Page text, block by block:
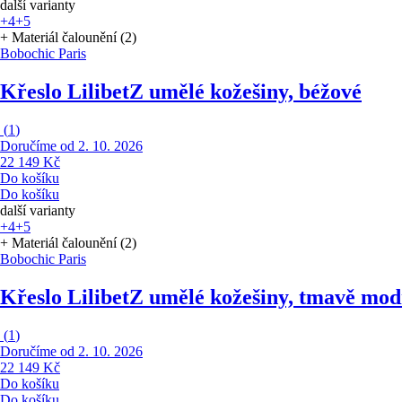
další varianty
+4+5
+ Materiál čalounění (2)
Bobochic Paris
Křeslo LilibetZ umělé kožešiny, béžové
(1)
Doručíme od 2. 10. 2026
22 149 Kč
Do košíku
Do košíku
další varianty
+4+5
+ Materiál čalounění (2)
Bobochic Paris
Křeslo LilibetZ umělé kožešiny, tmavě
(1)
Doručíme od 2. 10. 2026
22 149 Kč
Do košíku